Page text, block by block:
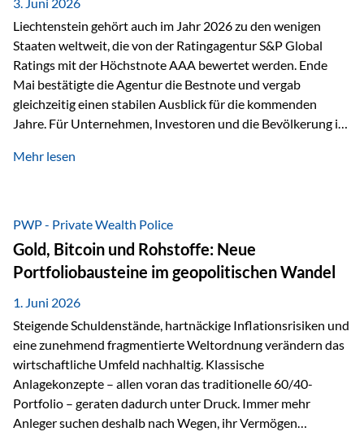
Liechtenstein gehört auch im Jahr 2026 zu den wenigen
Staaten weltweit, die von der Ratingagentur S&P Global
Ratings mit der Höchstnote AAA bewertet werden. Ende
Mai bestätigte die Agentur die Bestnote und vergab
gleichzeitig einen stabilen Ausblick für die kommenden
Jahre. Für Unternehmen, Investoren und die Bevölkerung ist
finanzielle Stabilität des Landes sowie das Vertrauen
trotz Herausforderungen Die weltwirtschaftlichen
Rahmenbedingungen bleiben anspruchsvoll. Geopolitische
Unsicherheiten, eine verhaltene Investitionstätigkeit und
eine schwächere Nachfrage in wichtigen Exportmärkten
beeinflussen auch die liechtensteinische Wirtschaft.
Dennoch sieht…
Mehr lesen
PWP - Private Wealth Police
Gold, Bitcoin und Rohstoffe: Neue
Portfoliobausteine im geopolitischen Wandel
1. Juni 2026
Steigende Schuldenstände, hartnäckige Inflationsrisiken und
eine zunehmend fragmentierte Weltordnung verändern das
wirtschaftliche Umfeld nachhaltig. Klassische
Anlagekonzepte – allen voran das traditionelle 60/40-
Portfolio – geraten dadurch unter Druck. Immer mehr
Anleger suchen deshalb nach Wegen, ihr Vermögen